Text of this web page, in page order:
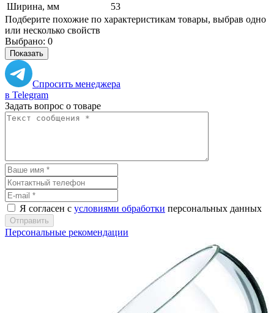
Ширина, мм
53
Подберите похожие по характеристикам товары, выбрав одно
или несколько свойств
Выбрано: 0
Показать
Спросить менеджера
в Telegram
Задать вопрос о товаре
Я согласен с условиями обработки персональных данных
Отправить
Персональные рекомендации